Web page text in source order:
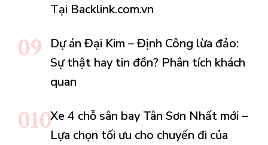
Tại Backlink.com.vn
Dự án Đại Kim – Định Công lừa đảo:
Sự thật hay tin đồn? Phân tích khách
quan
Xe 4 chỗ sân bay Tân Sơn Nhất mới –
Lựa chọn tối ưu cho chuyến đi của